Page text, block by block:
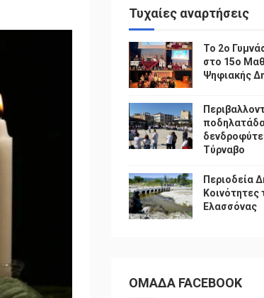
Τυχαίες αναρτήσεις
To 2ο
στο 15ο
Ψηφιακής
Τύρναβο
Περιοδεία
Κοινότητες
Ελασσόνας
ΟΜΑΔΑ FACEBOOK